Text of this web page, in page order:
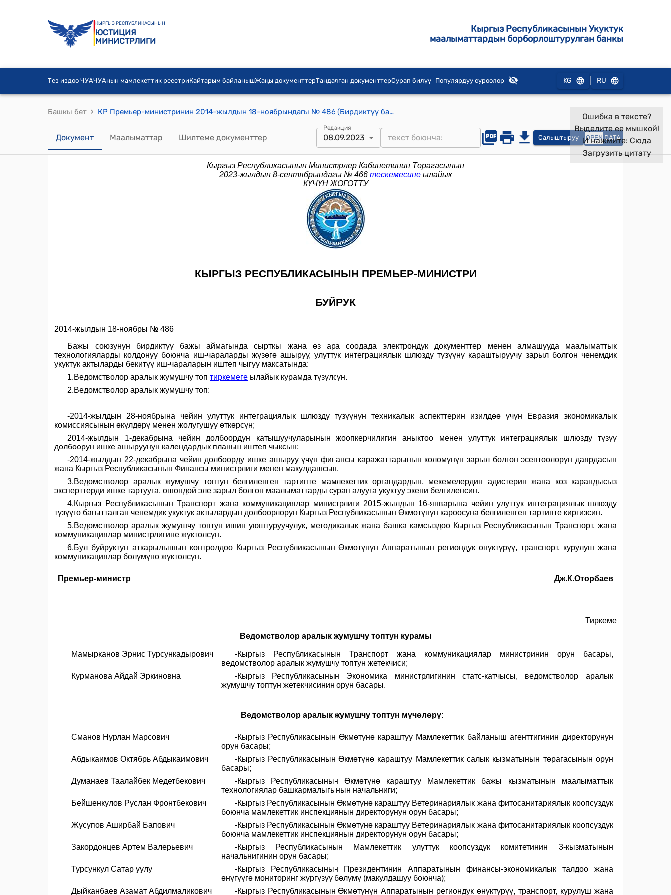
КЫРГЫЗ РЕСПУБЛИКАСЫНЫН
ЮСТИЦИЯ
МИНИСТРЛИГИ
Кыргыз Республикасынын Укуктук
маалыматтардын борборлоштурулган банкы
Тез издөө ЧУАЧУАнын мамлекеттик реестриКайтарым байланышЖаңы документтерТандалган документтерСурап билүү Популярдуу суроолор KG RU
Башкы бет › КР Премьер-министринин 2014-жылдын 18-ноябрындагы № 486 (Бирдиктүү бажы аймагында сырткы жана өз ара соодада электрондук документтер менен алмашуу жөнүндө) буйругу
Документ Маалыматтар Шилтеме документтер
Редакция
08.09.2023 Салыштыруу OPEN DATA
Ошибка в тексте?
Выделите ее мышкой!
И нажмите: Сюда
Загрузить цитату